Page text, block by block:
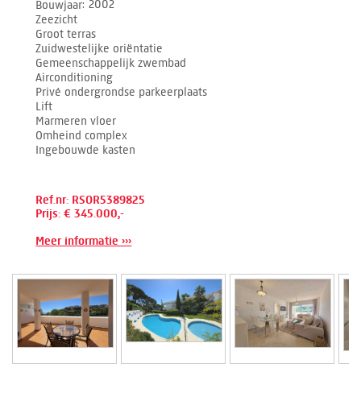
Bouwjaar 2002
Zeezicht
Groot terras
Zuidwestelijke oriëntatie
Gemeenschappelijk zwembad
Airconditioning
Privé ondergrondse parkeerplaats
Lift
Marmeren vloer
Omheind complex
Ingebouwde kasten
Ref.nr: RSOR5389825
Prijs: € 345.000,-
Meer informatie ›››